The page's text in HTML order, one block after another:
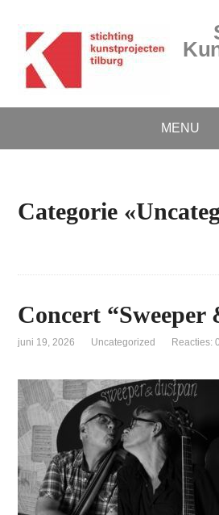
MENU
Categorie
Concert “Sweeper
juni 19, 2026 Uncategorized Reacties: 0